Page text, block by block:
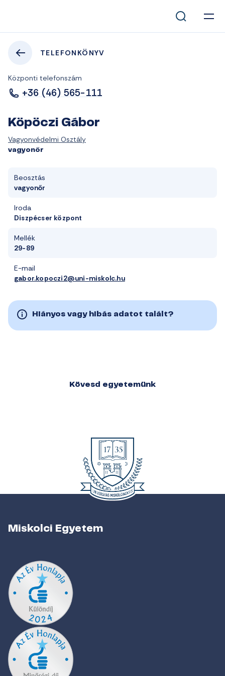
TELEFONKÖNYV
Központi telefonszám
+36 (46) 565-111
Köpöczi Gábor
Vagyonvédelmi Osztály
vagyonőr
Beosztás
vagyonőr
Iroda
Diszpécser központ
Mellék
29-89
E-mail
gabor.kopoczi2@uni-miskolc.hu
Hiányos vagy hibás adatot talált?
Kövesd egyetemünk
Miskolci Egyetem